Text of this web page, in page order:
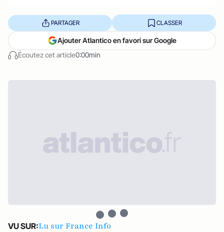
Écoutez cet article0:00min
PARTAGER CLASSER
Ajouter Atlantico en favori sur Google
VU SUR:Lu sur France Info